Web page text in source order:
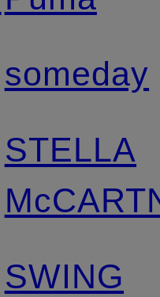
someday
STELLA
SWING